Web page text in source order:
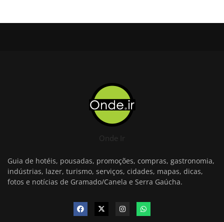
Onde Ir
Guia de hotéis, pousadas, promoções, compras, gastronomia,
indústrias, lazer, turismo, serviços, cidades, mapas, dicas,
fotos e notícias de Gramado/Canela e Serra Gaúcha.